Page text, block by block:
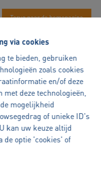
via cookies
te bieden, gebruiken
zoals cookies
en/of deze
deze technologieën,
mogelijkheid
of unieke ID's
kan uw keuze altijd
de optie 'cookies' of
Terug naar de homepagina